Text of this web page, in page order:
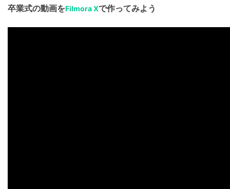
卒業式の動画をFilmora Xで作ってみよう